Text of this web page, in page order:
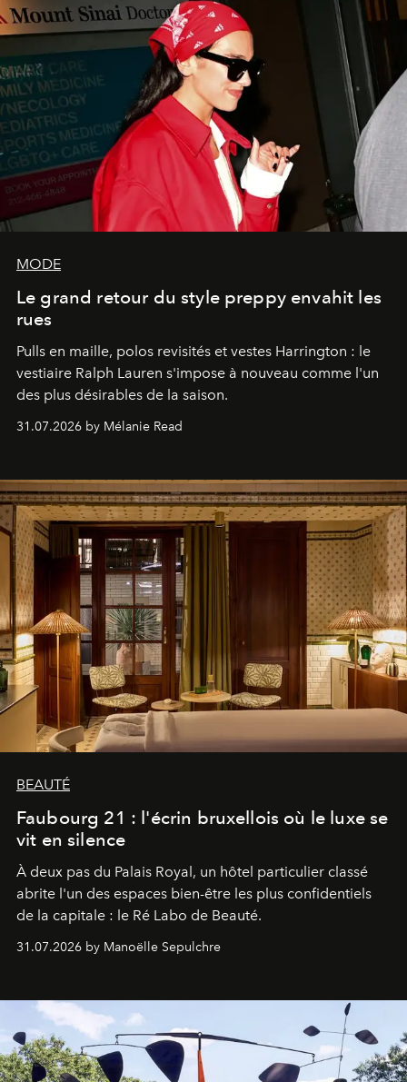
MODE
Le grand retour du style preppy envahit les
rues
Pulls en maille, polos revisités et vestes Harrington : le
vestiaire Ralph Lauren s'impose à nouveau comme l'un
des plus désirables de la saison.
31.07.2026 by Mélanie Read
BEAUTÉ
Faubourg 21 : l'écrin bruxellois où le luxe se
vit en silence
À deux pas du Palais Royal, un hôtel particulier classé
abrite l'un des espaces bien-être les plus confidentiels
de la capitale : le Ré Labo de Beauté.
31.07.2026 by Manoëlle Sepulchre